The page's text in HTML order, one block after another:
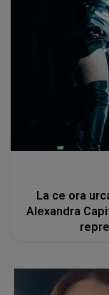
La ce ora
Alexandra